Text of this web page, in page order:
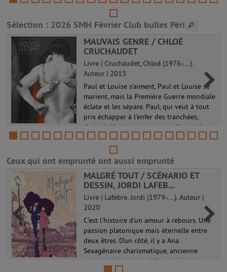
a un secret: c'est aussi la...
Lady Killer 01
Sélection : 2026 SMH Février Club bulles Péri
MAUVAIS GENRE / CHLOÉ
CRUCHAUDET
Livre | Cruchaudet, Chloé (1976-....).
Auteur | 2013
Paul et Louise s'aiment, Paul et Louise se
marient, mais la Première Guerre mondiale
éclate et les sépare. Paul, qui veut à tout
prix échapper à l'enfer des tranchées,
devient déserteur et retrouve Louise à
Paris. Il est sain et s...
Ceux qui ont emprunté ont aussi emprunté
MALGRÉ TOUT / SCÉNARIO ET
DESSIN, JORDI LAFEB...
Livre | Lafebre, Jordi (1979-....). Auteur |
2020
C'est l'histoire d'un amour à rebours. Une
passion platonique mais éternelle entre
deux êtres. D'un côté, il y a Ana.
Sexagénaire charismatique, ancienne
maire tout juste retraitée, mariée et